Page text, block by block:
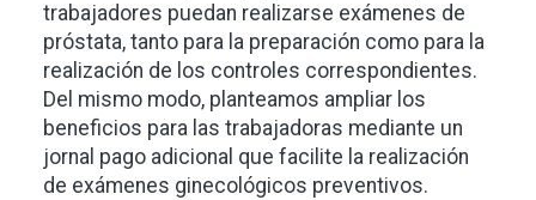
trabajadores puedan realizarse exámenes de
próstata, tanto para la preparación como para la
realización de los controles correspondientes.
Del mismo modo, planteamos ampliar los
beneficios para las trabajadoras mediante un
jornal pago adicional que facilite la realización
de exámenes ginecológicos preventivos.